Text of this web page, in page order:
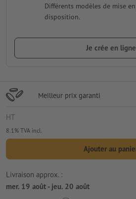
Différents modèles de mise
disposition.
Je crée en ligne
Meilleur prix garanti
HT
8.1% TVA incl.
Ajouter au
Livraison approx. :
mer. 19 août - jeu. 20 août